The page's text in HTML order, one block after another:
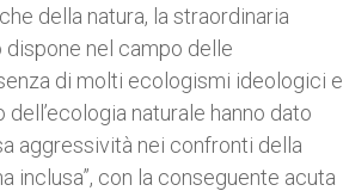
della natura, la straordinaria
dispone nel campo delle
di molti ecologismi ideologici e
dell’ecologia naturale hanno dato
aggressività nei confronti della
inclusa”, con la conseguente acuta